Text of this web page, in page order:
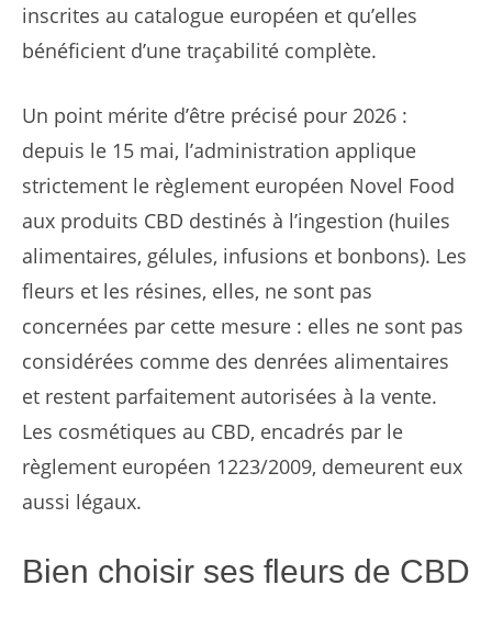
inscrites au catalogue européen et qu’elles
bénéficient d’une traçabilité complète.
Un point mérite d’être précisé pour 2026 :
depuis le 15 mai, l’administration applique
strictement le règlement européen Novel Food
aux produits CBD destinés à l’ingestion (huiles
alimentaires, gélules, infusions et bonbons). Les
fleurs et les résines, elles, ne sont pas
concernées par cette mesure : elles ne sont pas
considérées comme des denrées alimentaires
et restent parfaitement autorisées à la vente.
Les cosmétiques au CBD, encadrés par le
règlement européen 1223/2009, demeurent eux
aussi légaux.
Bien choisir ses fleurs de CBD